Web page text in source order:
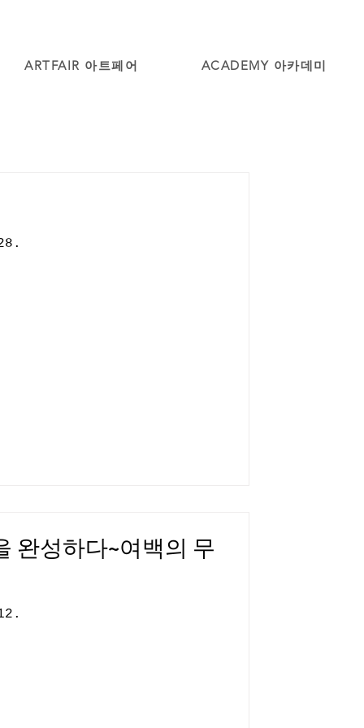
ARTFAIR 아트페어 ACADEMY 아카데미
완성하다~여백의 무